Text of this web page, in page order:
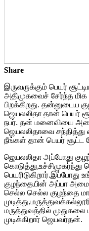
Share
இருவருக்கும் பெயர்
அதிமுகவைச் சேர்ந்த
பிறக்கிறது. தன்னுடைய
ஜெயலலிதா தான் பெயர்
நபர். தன் மனைவியை
ஜெயலலிதாவை சந்தித்து
நீங்கள் தான் பெயர் சூட்ட
ஜெயலலிதா அப்போது
பெயரிடுகிறார்.இப்போது
குழந்தையின் அப்பா
செல்ல செல்ல குழந்தை
மருத்துவத்தில் முதுகலை
முடிக்கிறார் ஜெயவர்தன்.